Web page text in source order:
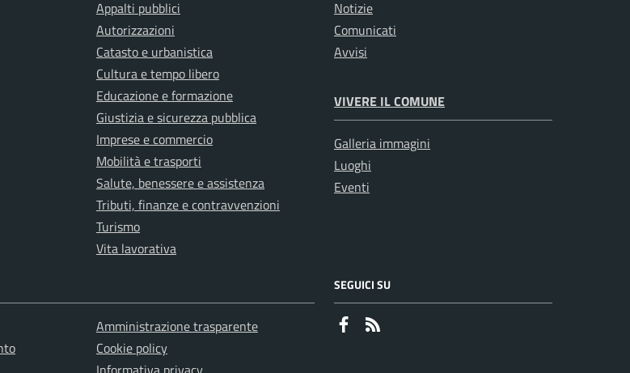
Appalti pubblici
Autorizzazioni
Catasto e urbanistica
Cultura e tempo libero
Educazione e formazione
Giustizia e sicurezza pubblica
Imprese e commercio
Mobilità e trasporti
Salute, benessere e assistenza
Tributi, finanze e contravvenzioni
Turismo
Vita lavorativa
Notizie
Comunicati
Avvisi
VIVERE IL COMUNE
Galleria immagini
Luoghi
Eventi
Amministrazione trasparente
Cookie policy
SEGUICI SU
Faceboook